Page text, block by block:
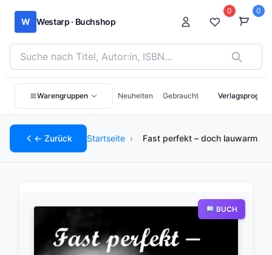
W Westarp · Buchshop
Bücher suchen nach Titel, Autor:in oder ISBN
0 0
Warengruppen Neuheiten Gebraucht
← Zurück Startseite › Fast perfekt – doch lauwarm
BUCH